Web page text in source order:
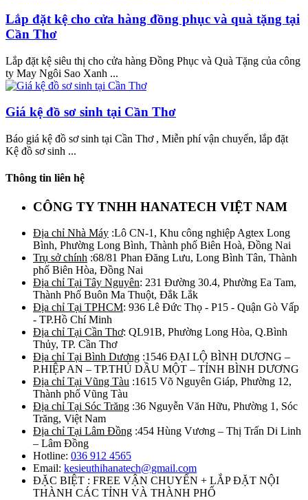
Lắp đặt kệ cho cửa hàng đồng phục và quà tặng tại
Cần Thơ
Lắp đặt kệ siêu thị cho cửa hàng Đồng Phục và Quà Tặng của công
ty May Ngôi Sao Xanh ...
Giá kệ đồ sơ sinh tại Cần Thơ
Báo giá kệ đồ sơ sinh tại Cần Thơ , Miễn phí vận chuyển, lắp đặt
Kệ đồ sơ sinh ...
Thông tin liên hệ
CÔNG TY TNHH HANATECH VIỆT NAM
Địa chỉ Nhà Máy :Lô CN-1, Khu công nghiệp Agtex Long
Bình, Phường Long Bình, Thành phố Biên Hoà, Đồng Nai
Trụ sở chính :68/81 Phan Đăng Lưu, Long Bình Tân, Thành
phố Biên Hòa, Đồng Nai
Địa chỉ Tại Tây Nguyên: 231 Đường 30.4, Phường Ea Tam,
Thành Phố Buôn Ma Thuột, Đắk Lắk
Địa chỉ Tại TPHCM: 936 Lê Đức Thọ - P15 - Quận Gò Vấp
- TP.Hồ Chí Minh
Địa chỉ Tại Cần Thơ: QL91B, Phường Long Hòa, Q.Bình
Thủy, TP. Cần Thơ
Địa chỉ Tại Bình Dương :1546 ĐẠI LỘ BÌNH DƯƠNG –
P.HIỆP AN – TP.THỦ DẦU MỘT – TỈNH BÌNH DƯƠNG
Địa chỉ Tại Vũng Tàu :1615 Võ Nguyên Giáp, Phường 12,
Thành phố Vũng Tàu
Địa chỉ Tại Sóc Trăng :36 Nguyễn Văn Hữu, Phường 1, Sóc
Trăng, Việt Nam
Địa chỉ Tại Lâm Đồng :454 Hùng Vương – Thị Trấn Di Linh
– Lâm Đồng
Hotline: 036 912 4565
Email: kesieuthihanatech@gmail.com
ĐẶC BIỆT : FREE VẬN CHUYỂN + LẮP ĐẶT NỘI
THÀNH CÁC TỈNH VÀ THÀNH PHỐ